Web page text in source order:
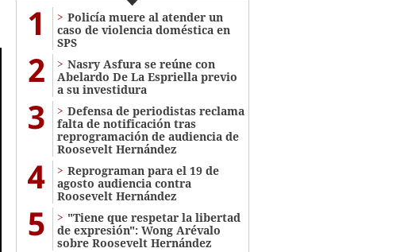
1
Policía muere al atender un
caso de violencia doméstica en
SPS
2
Nasry Asfura se reúne con
Abelardo De La Espriella previo
a su investidura
3
Defensa de periodistas reclama
falta de notificación tras
reprogramación de audiencia de
Roosevelt Hernández
4
Reprograman para el 19 de
agosto audiencia contra
Roosevelt Hernández
5
"Tiene que respetar la libertad
de expresión": Wong Arévalo
sobre Roosevelt Hernández